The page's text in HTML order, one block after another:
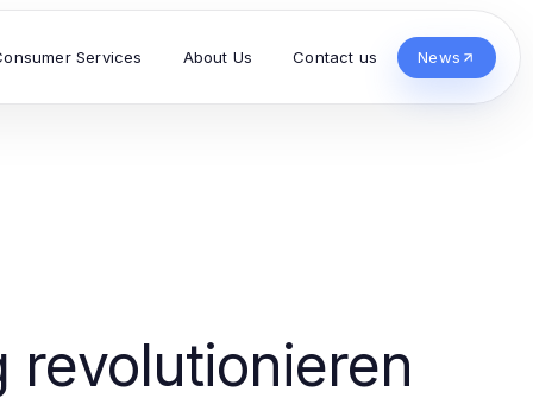
Services About Us Contact us News
revolutionieren